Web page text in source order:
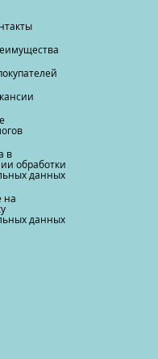
в
обработки
данных
на
данных